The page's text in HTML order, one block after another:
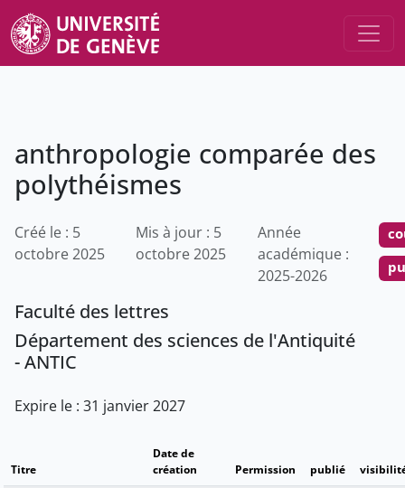
anthropologie comparée des
polythéismes
Créé le : 5
octobre 2025
Mis à jour : 5
octobre 2025
Année
académique :
2025-2026
Faculté des lettres
Département des sciences de l'Antiquité
- ANTIC
Expire le : 31 janvier 2027
Titre
Date de
création
Permission publié